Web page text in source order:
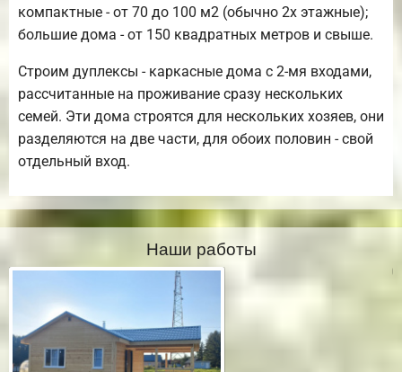
компактные - от 70 до 100 м2 (обычно 2х этажные);
большие дома - от 150 квадратных метров и свыше.
Строим дуплексы - каркасные дома с 2-мя входами,
рассчитанные на проживание сразу нескольких
семей. Эти дома строятся для нескольких хозяев, они
разделяются на две части, для обоих половин - свой
отдельный вход.
Наши работы